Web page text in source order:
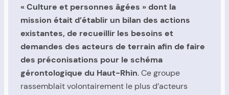
« Culture et personnes âgées » dont la
mission était d’établir un bilan des actions
existantes, de recueillir les besoins et
demandes des acteurs de terrain afin de faire
des préconisations pour le schéma
gérontologique du Haut-Rhin. Ce groupe
rassemblait volontairement le plus d’acteurs